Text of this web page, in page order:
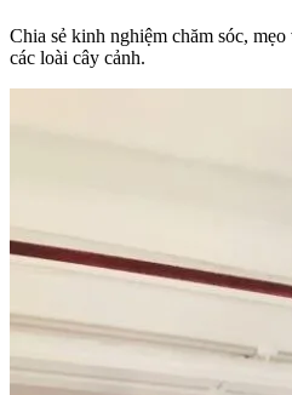
Chia sẻ kinh nghiệm chăm sóc,
các loài cây cảnh.